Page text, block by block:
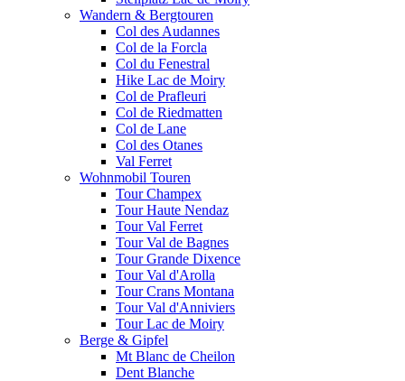
Wandern & Bergtouren
Col des Audannes
Col de la Forcla
Col du Fenestral
Hike Lac de Moiry
Col de Prafleuri
Col de Riedmatten
Col de Lane
Col des Otanes
Val Ferret
Wohnmobil Touren
Tour Champex
Tour Haute Nendaz
Tour Val Ferret
Tour Val de Bagnes
Tour Grande Dixence
Tour Val d'Arolla
Tour Crans Montana
Tour Val d'Anniviers
Tour Lac de Moiry
Berge & Gipfel
Mt Blanc de Cheilon
Dent Blanche